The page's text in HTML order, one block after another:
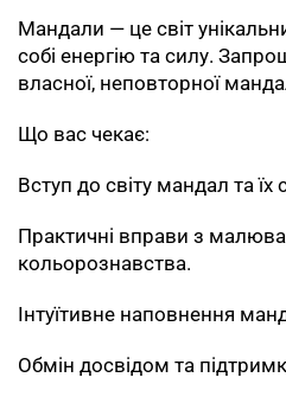
Мандали — це світ
собі енергію та силу.
власної, неповторної
Що вас чекає:
Вступ до світу мандал та їх
Практичні вправи з
кольорознавства.
Інтуїтивне наповнення
Обмін досвідом та